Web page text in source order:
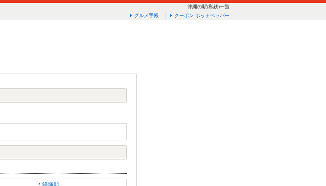
沖縄の駅(私鉄)一覧
グルメ手帳
クーポン ホットペッパー
経塚駅